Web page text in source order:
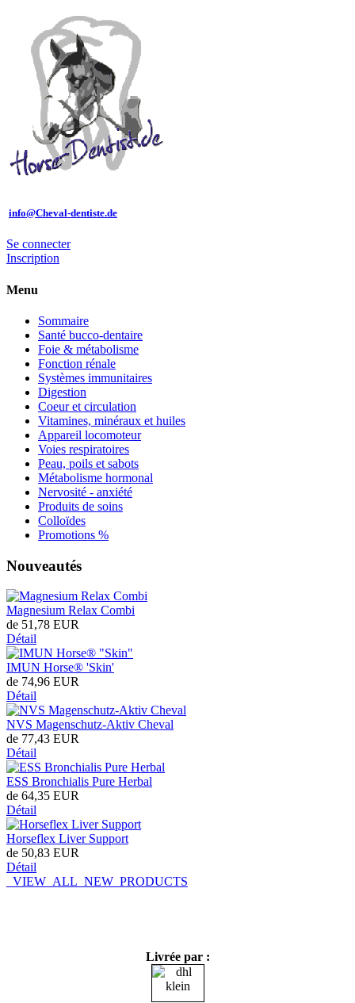
info@Cheval-dentiste.de
Se connecter
Inscription
Menu
Sommaire
Santé bucco-dentaire
Foie & métabolisme
Fonction rénale
Systèmes immunitaires
Digestion
Coeur et circulation
Vitamines, minéraux et huiles
Appareil locomoteur
Voies respiratoires
Peau, poils et sabots
Métabolisme hormonal
Nervosité - anxiété
Produits de soins
Colloïdes
Promotions %
Nouveautés
Magnesium Relax Combi
de 51,78 EUR
Détail
IMUN Horse® 'Skin'
de 74,96 EUR
Détail
NVS Magenschutz-Aktiv Cheval
de 77,43 EUR
Détail
ESS Bronchialis Pure Herbal
de 64,35 EUR
Détail
Horseflex Liver Support
de 50,83 EUR
Détail
_VIEW_ALL_NEW_PRODUCTS
Livrée par :